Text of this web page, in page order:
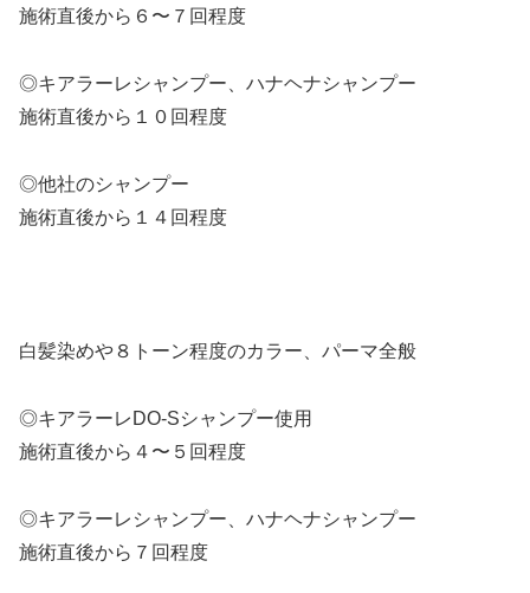
施術直後から６〜７回程度
◎キアラーレシャンプー、ハナヘナシャンプー
施術直後から１０回程度
◎他社のシャンプー
施術直後から１４回程度
白髪染めや８トーン程度のカラー、パーマ全般
◎キアラーレDO-Sシャンプー使用
施術直後から４〜５回程度
◎キアラーレシャンプー、ハナヘナシャンプー
施術直後から７回程度